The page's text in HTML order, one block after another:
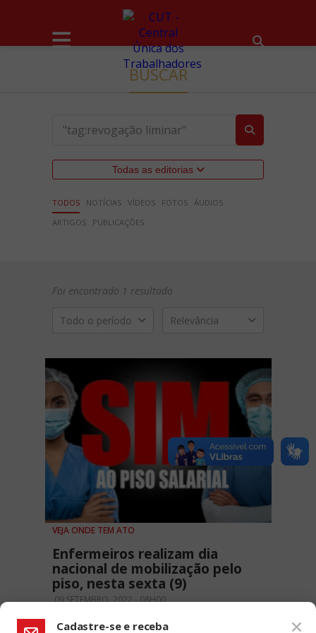
BUSCAR
Todas as editorias
TODOS NOTÍCIAS VÍDEOS FOTOS ÁUDIOS
ARTIGOS
PUBLICAÇÕES
Foi encontrado 1 resultado
Todo o período Relevância
VEJA ONDE TEM ATO
Enfermeiros realizam dia
nacional de mobilização pelo
piso, nesta sexta (9)
09 SETEMBRO, 2022 - 08H00
Cadastre-se e receba